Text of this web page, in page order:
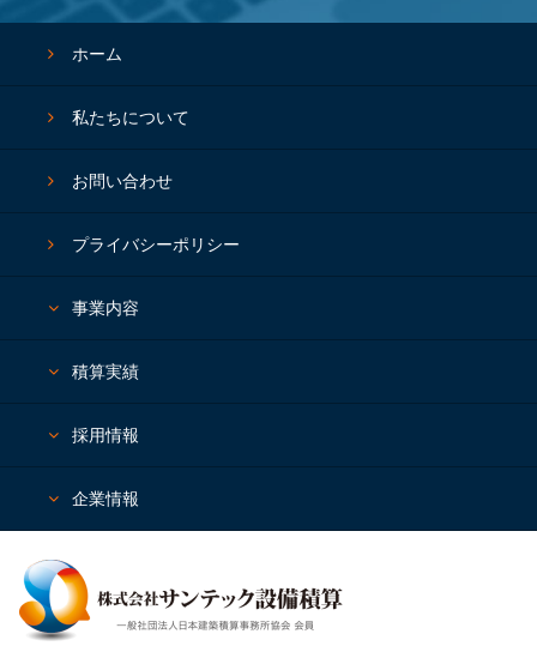
ホーム
私たちについて
お問い合わせ
プライバシーポリシー
事業内容
積算実績
採⽤情報
企業情報